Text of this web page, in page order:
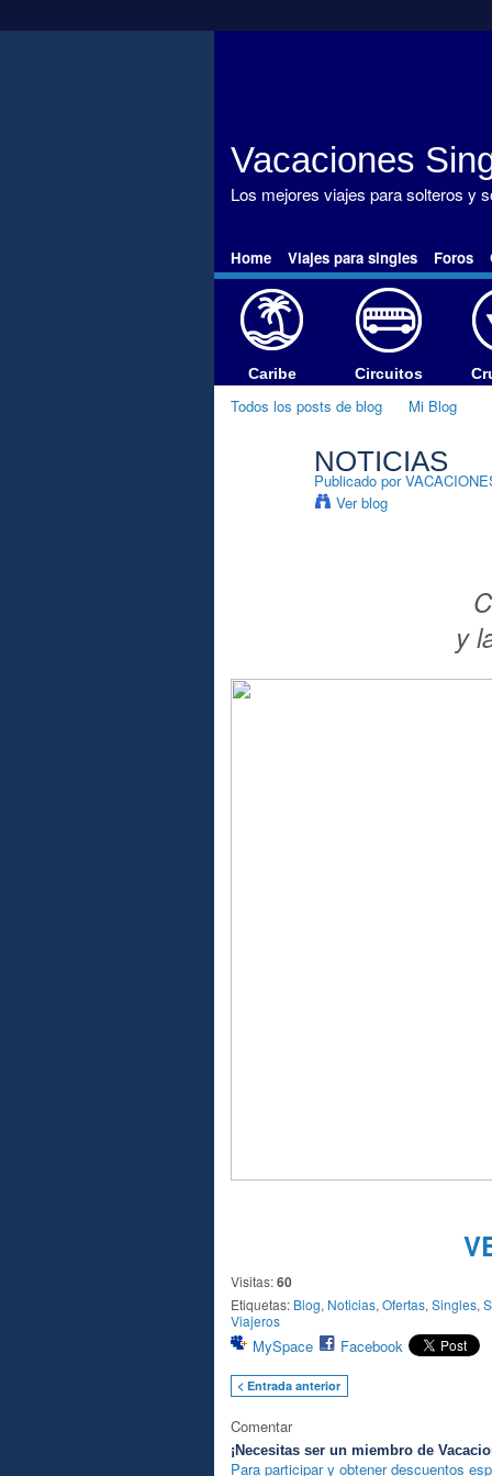
Vacaciones
Los mejores viajes para solteros y
Home Viajes para singles Foros
Caribe Circuitos
Todos los posts de blog Mi Blog
NOTICIAS
Publicado por
Ver blog
y
Visitas: 60
Etiquetas: Blog, Noticias, Ofertas, Singles,
Viajeros
MySpace Facebook
< Entrada anterior
Comentar
¡Necesitas ser un miembro de
Para participar y obtener descuentos